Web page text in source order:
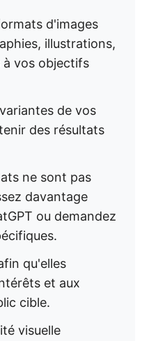
d'images
illustrations,
à vos objectifs
de vos
des résultats
ne sont pas
davantage
ou demandez
qu'elles
et aux
cible.
visuelle